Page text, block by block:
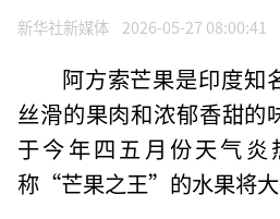
新华社新媒体 2026-05-27 08:00:41
阿方索芒果是印度知
丝滑的果肉和浓郁香甜的
于今年四五月份天气炎
称“芒果之王”的水果将大